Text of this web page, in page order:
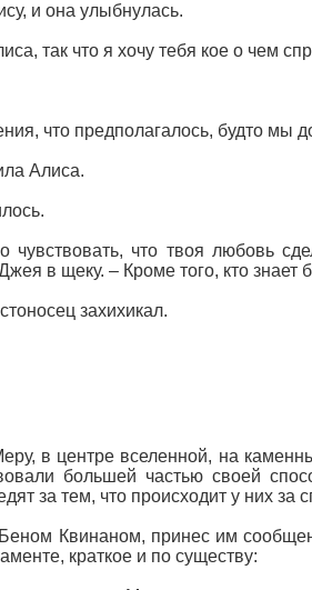
и она улыбнулась.
так что я хочу тебя кое о чем
что предполагалось, будто мы
Алиса.
что твоя любовь
в щеку. – Кроме того, кто
захихикал.
в центре вселенной, на
большей частью своей
за тем, что происходит у них за
Квинаном, принес им
краткое и по существу: